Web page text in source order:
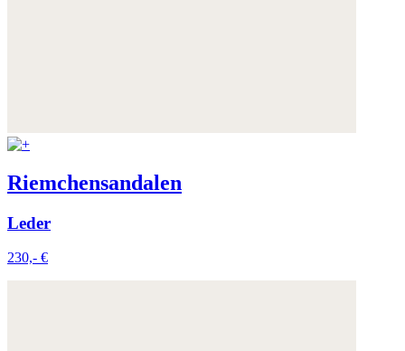
Riemchensandalen
Leder
230,- €